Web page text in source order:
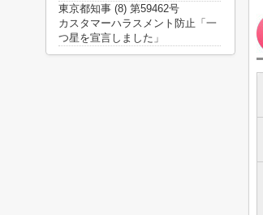
東京都知事 (8) 第59462号
カスタマーハラスメント防止「一
つ星を宣言しました」